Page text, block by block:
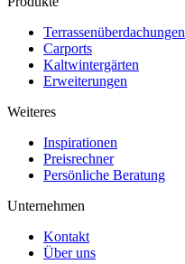
Terrassenüberdachungen
Carports
Kaltwintergärten
Erweiterungen
Weiteres
Inspirationen
Preisrechner
Persönliche Beratung
Unternehmen
Kontakt
Über uns